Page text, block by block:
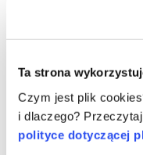
Ta strona
Czym jest plik
i dlaczego?
polityce dotyczącej
kosmetyczne i
w Unii
oraz krajowe i
wspólnie ponoszą
bezpieczeństwo
czytaj więcej
Co należy
zaburzających